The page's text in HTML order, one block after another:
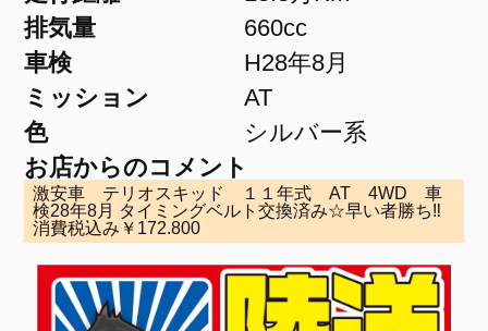
排気量
660cc
車検
H28年8月
ミッション
AT
色
シルバー系
お店からのコメント
激安車 テリオスキッド １１年式 AT 4WD 車
検28年8月 タイミングベルト交換済み☆早い者勝ち‼
消費税込み￥172.800